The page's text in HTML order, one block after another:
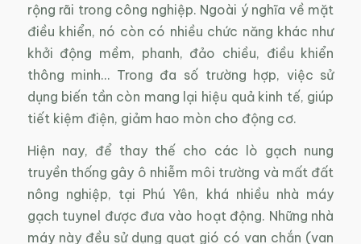
rộng rãi trong công nghiệp. Ngoài ý nghĩa về mặt
điều khiển, nó còn có nhiều chức năng khác như
khởi động mềm, phanh, đảo chiều, điều khiển
thông minh… Trong đa số trường hợp, việc sử
dụng biến tần còn mang lại hiệu quả kinh tế, giúp
tiết kiệm điện, giảm hao mòn cho động cơ.
Hiện nay, để thay thế cho các lò gạch nung
truyền thống gây ô nhiễm môi trường và mất đất
nông nghiệp, tại Phú Yên, khá nhiều nhà máy
gạch tuynel được đưa vào hoạt động. Những nhà
máy này đều sử dụng quạt gió có van chắn (van